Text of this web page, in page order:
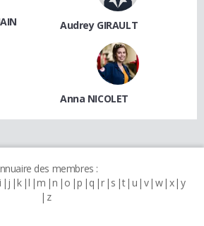
Audrey GIRAULT
Anna NICOLET
des membres :
i j k l m n o p q r s t u v w x y
z